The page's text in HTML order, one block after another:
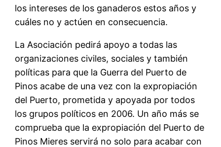
los intereses de los ganaderos estos años y
cuáles no y actúen en consecuencia.
La Asociación pedirá apoyo a todas las
organizaciones civiles, sociales y también
políticas para que la Guerra del Puerto de
Pinos acabe de una vez con la expropiación
del Puerto, prometida y apoyada por todos
los grupos políticos en 2006. Un año más se
comprueba que la expropiación del Puerto de
Pinos Mieres servirá no solo para acabar con